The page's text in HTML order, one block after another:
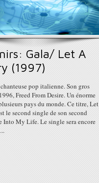
Gala/ Let A
(1997)
pop italienne. Son gros
Freed From Desire. Un énorme
pays du monde. Ce titre, Let
le second single de son second
Into My Life. Le single sera encore